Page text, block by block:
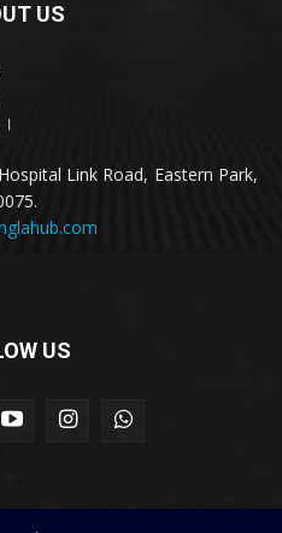
US
Link Road, Eastern Park,
US